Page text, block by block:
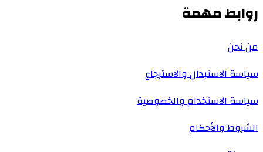
روابط مهمة
من نحن
سياسة الاستبدال والاسترجاع
سياسة الاستخدام والخصوصية
الشروط والأحكام